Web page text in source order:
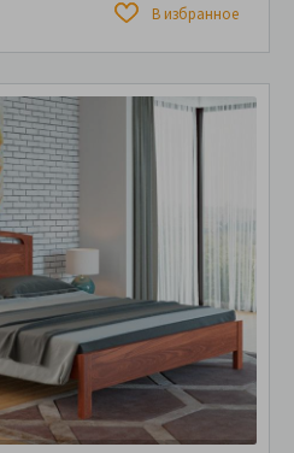
В избранное